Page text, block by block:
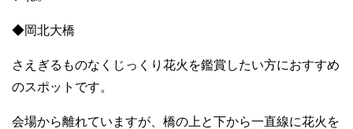
◆岡北大橋
さえぎるものなくじっくり花火を鑑賞したい方におすすめ
のスポットです。
会場から離れていますが、橋の上と下から一直線に花火を